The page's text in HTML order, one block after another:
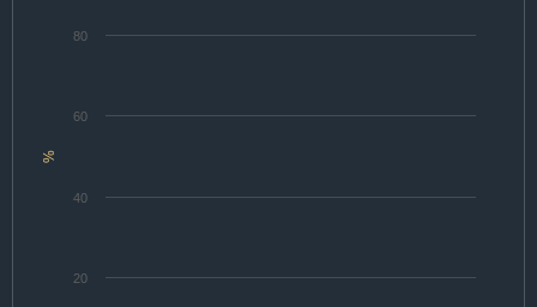
%
20
40
60
80